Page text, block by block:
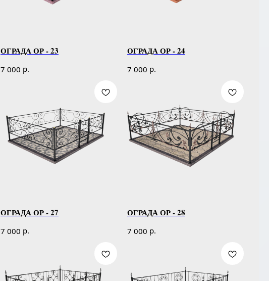
ОГРАДА ОР - 23
7 000 р.
ОГРАДА ОР - 24
7 000 р.
ОГРАДА ОР - 27
7 000 р.
ОГРАДА ОР - 28
7 000 р.